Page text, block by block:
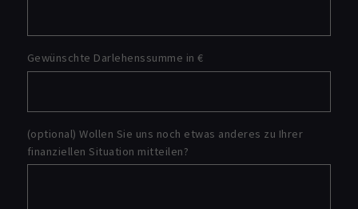
Gewünschte Darlehenssumme in €
(optional) Wollen Sie uns noch etwas anderes zu Ihrer
finanziellen Situation mitteilen?